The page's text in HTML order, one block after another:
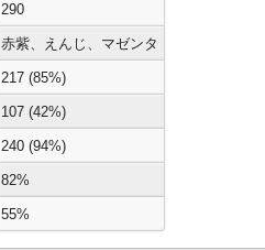
290
赤紫、えんじ、マゼンタ
217 (85%)
107 (42%)
240 (94%)
82%
55%